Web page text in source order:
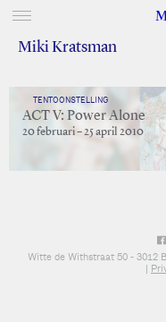
Miki Kratsman
TENTOONSTELLING
ACT V: Power Alone
20 februari – 25 april 2010
Witte de Withstraat 50 - 3012
|